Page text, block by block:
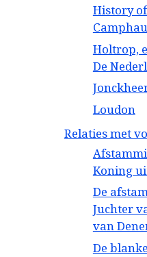
History
Holtrop,
De
Loudon
Relaties met
Koning
De
Juchter
van
De